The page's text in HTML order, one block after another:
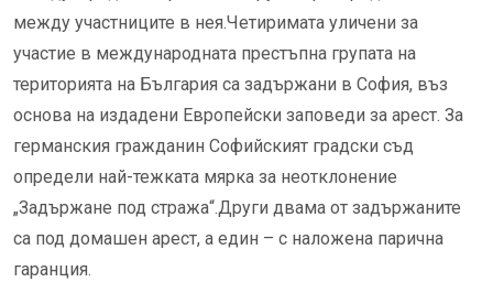
между участниците в нея.Четиримата уличени за
участие в международната престъпна групата на
територията на България са задържани в София, въз
основа на издадени Европейски заповеди за арест. За
германския гражданин Софийският градски съд
определи най-тежката мярка за неотклонение
„Задържане под стража“.Други двама от задържаните
са под домашен арест, а един – с наложена парична
гаранция.